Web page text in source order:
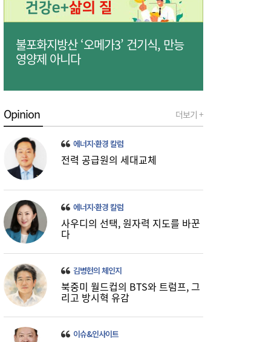
16:32
[금융권 풍향계] 취약계층 금융 접근성↑...기
16:26
미·중에 로봇 패권 안 뺏긴다…현대차, “‘글로
벌 로봇 파운드리’ 구축할 것”
불포화지방산 ‘오메가3’ 건기식, 만능
영양제 아니다
Opinion 더보기 +
에너지·환경 칼럼
전력 공급원의 세대교체
에너지·환경 칼럼
사우디의 선택, 원자력 지도를 바꾼
다
김병헌의 체인지
북중미 월드컵의 BTS와 트럼프, 그
리고 방시혁 유감
이슈&인사이트